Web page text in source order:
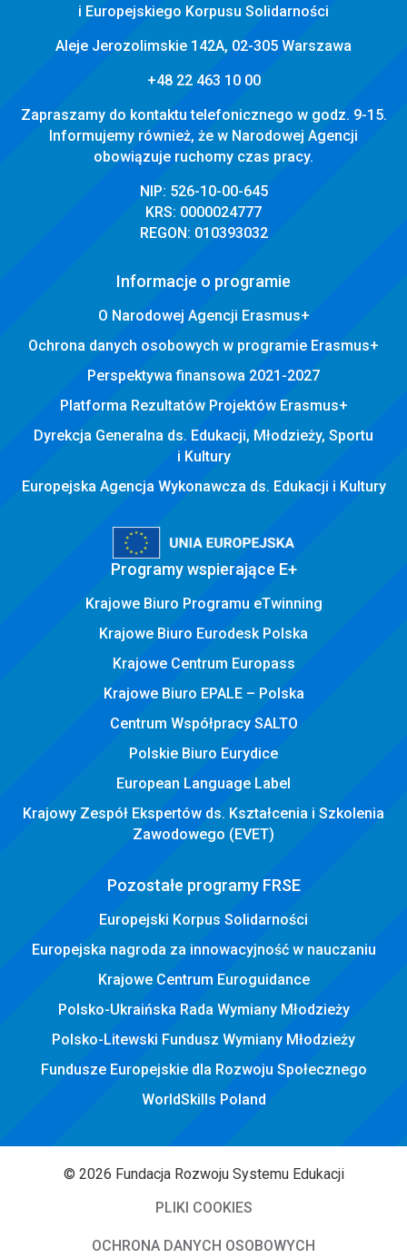
i Europejskiego Korpusu Solidarności
Aleje Jerozolimskie 142A, 02-305 Warszawa
+48 22 463 10 00
Zapraszamy do kontaktu telefonicznego w godz. 9-15.
Informujemy również, że w Narodowej Agencji
obowiązuje ruchomy czas pracy.
NIP: 526-10-00-645
KRS: 0000024777
REGON: 010393032
Informacje o programie
O Narodowej Agencji Erasmus+
Ochrona danych osobowych w programie Erasmus+
Perspektywa finansowa 2021-2027
Platforma Rezultatów Projektów Erasmus+
Dyrekcja Generalna ds. Edukacji, Młodzieży, Sportu
i Kultury
Europejska Agencja Wykonawcza ds. Edukacji i Kultury
Programy wspierające E+
Krajowe Biuro Programu eTwinning
Krajowe Biuro Eurodesk Polska
Krajowe Centrum Europass
Krajowe Biuro EPALE – Polska
Centrum Współpracy SALTO
Polskie Biuro Eurydice
European Language Label
Krajowy Zespół Ekspertów ds. Kształcenia i Szkolenia
Zawodowego (EVET)
Pozostałe programy FRSE
Europejski Korpus Solidarności
Europejska nagroda za innowacyjność w nauczaniu
Krajowe Centrum Euroguidance
Polsko-Ukraińska Rada Wymiany Młodzieży
Polsko-Litewski Fundusz Wymiany Młodzieży
Fundusze Europejskie dla Rozwoju Społecznego
WorldSkills Poland
© 2026 Fundacja Rozwoju Systemu Edukacji
PLIKI COOKIES
OCHRONA DANYCH OSOBOWYCH